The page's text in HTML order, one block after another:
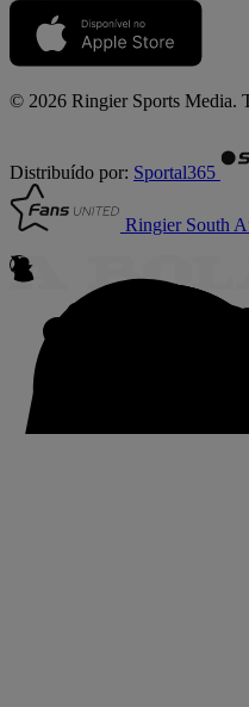
© 2026 Ringier Sports Media.
Distribuído por: Sportal365
Ringier South